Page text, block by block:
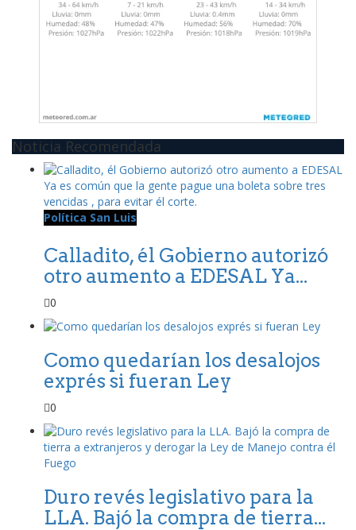
Noticia Recomendada
Política San Luis
Calladito, él Gobierno autorizó
otro aumento a EDESAL Ya...
0
Como quedarían los desalojos
exprés si fueran Ley
0
Duro revés legislativo para la
LLA. Bajó la compra de tierra...